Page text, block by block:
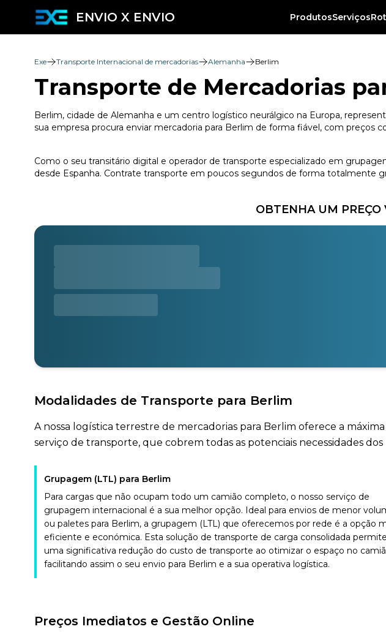
ENVIO X ENVIO ProdutosServiços
Exe Transporte Internacional de mercadorias Alemanha Berlim
Transporte de Mercadorias
Berlim, cidade de Alemanha e um centro logístico neurálgico na Europa,
sua empresa procura enviar mercadoria para Berlim de forma fiável, com preços
Como o seu transitário digital e operador de transporte especializado em
desde Espanha. Contrate transporte em poucos segundos de forma totalmente
OBTENHA UM
Modalidades de Transporte para Berlim
A nossa logística terrestre de mercadorias para Berlim oferece a
serviço de transporte, que cobrem todas as potenciais necessidades dos
Grupagem (LTL) para Berlim
Para cargas que não ocupam todo um camião completo, o nosso serviço de
grupagem internacional é a sua melhor opção. Ideal para envios de menor
ou paletes para Berlim, a grupagem (LTL) que oferecemos por rede é a opção
eficiente e económica. Esta solução de transporte de carga consolidada permite
uma significativa redução do custo de transporte ao otimizar o espaço no
facilitando assim o seu envio para Berlim e a sua operativa logística.
Preços Imediatos e Gestão Online